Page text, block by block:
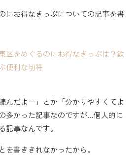
にお得なきっぷについての記事を書
区をめぐるのにお得なきっぷは？鉄
便利な切符
んだよー」とか「分かりやすくてよ
多かった記事なのですが…個人的に
記事なんです。
を書ききれなかったから。